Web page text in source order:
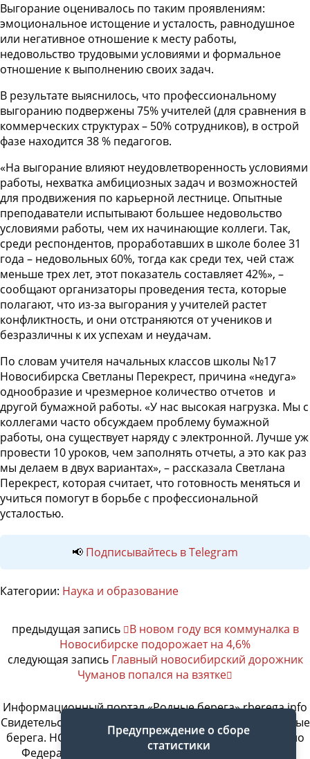
Выгорание оценивалось по таким проявлениям:
эмоциональное истощение и усталость, равнодушное
или негативное отношение к месту работы,
недовольство трудовыми условиями и формальное
отношение к выполнению своих задач.
В результате выяснилось, что профессиональному
выгоранию подвержены 75% учителей (для сравнения в
коммерческих структурах – 50% сотрудников), в острой
фазе находится 38 % педагогов.
«На выгорание влияют неудовлетворенность условиями
работы, нехватка амбициозных задач и возможностей
для продвижения по карьерной лестнице. Опытные
преподаватели испытывают большее недовольство
условиями работы, чем их начинающие коллеги. Так,
среди респондентов, проработавших в школе более 31
года – недовольных 60%, тогда как среди тех, чей стаж
меньше трех лет, этот показатель составляет 42%», –
сообщают организаторы проведения теста, которые
полагают, что из-за выгорания у учителей растет
конфликтность, и они отстраняются от учеников и
безразличны к их успехам и неудачам.
По словам учителя начальных классов школы №17
Новосибирска Светланы Перекрест, причина «недуга»
однообразие и чрезмерное количество отчетов и
другой бумажной работы. «У нас высокая нагрузка. Мы с
коллегами часто обсуждаем проблему бумажной
работы, она существует наряду с электронной. Лучше уж
провести 10 уроков, чем заполнять отчеты, а это как раз
мы делаем в двух вариантах», – рассказала Светлана
Перекрест, которая считает, что готовность меняться и
учиться помогут в борьбе с профессиональной
усталостью.
📢 Подписывайтесь в Telegram
Категории: Наука и образование
предыдущая запись
В новом году вся коммуналка в
Новосибирске подорожает на 4,6%
следующая запись Главный новосибирский дорожник
Чуманов попался на взятке
Информационный портал «Родные берега» rberega.info
Свидетельство о регистрации сетевого издания «Родные
берега. НСК»: Эл № ФС77-74717 от 11.01.2019 г., выдано
Федеральной службой по надзору в сфере связи,
Предупреждение о сборе
статистики